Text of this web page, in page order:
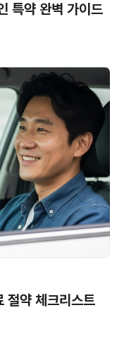
특약 완벽 가이드
절약 체크리스트